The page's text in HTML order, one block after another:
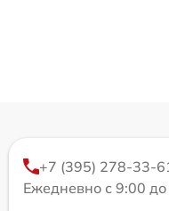
+7 (395) 278-33-
Ежедневно с 9:00